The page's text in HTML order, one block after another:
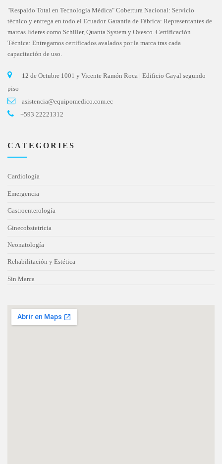
"Respaldo Total en Tecnología Médica" Cobertura Nacional: Servicio
técnico y entrega en todo el Ecuador. Garantía de Fábrica: Representantes de
marcas líderes como Schiller, Quanta System y Ovesco. Certificación
Técnica: Entregamos certificados avalados por la marca tras cada
capacitación de uso.
12 de Octubre 1001 y Vicente Ramón Roca | Edificio Gayal segundo
piso
asistencia@equipomedico.com.ec
+593 22221312
CATEGORIES
Cardiología
Emergencia
Gastroenterología
Ginecobstetricia
Neonatología
Rehabilitación y Estética
Sin Marca